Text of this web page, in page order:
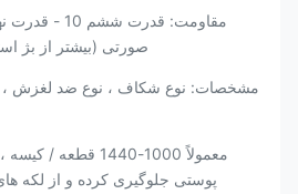
صورتی (بیشتر از بژ
مشخصات: نوع شکاف ، نوع ضد لغزش ،
معمولاً 1000-1440
پوستی جلوگیری کرده و از لکه